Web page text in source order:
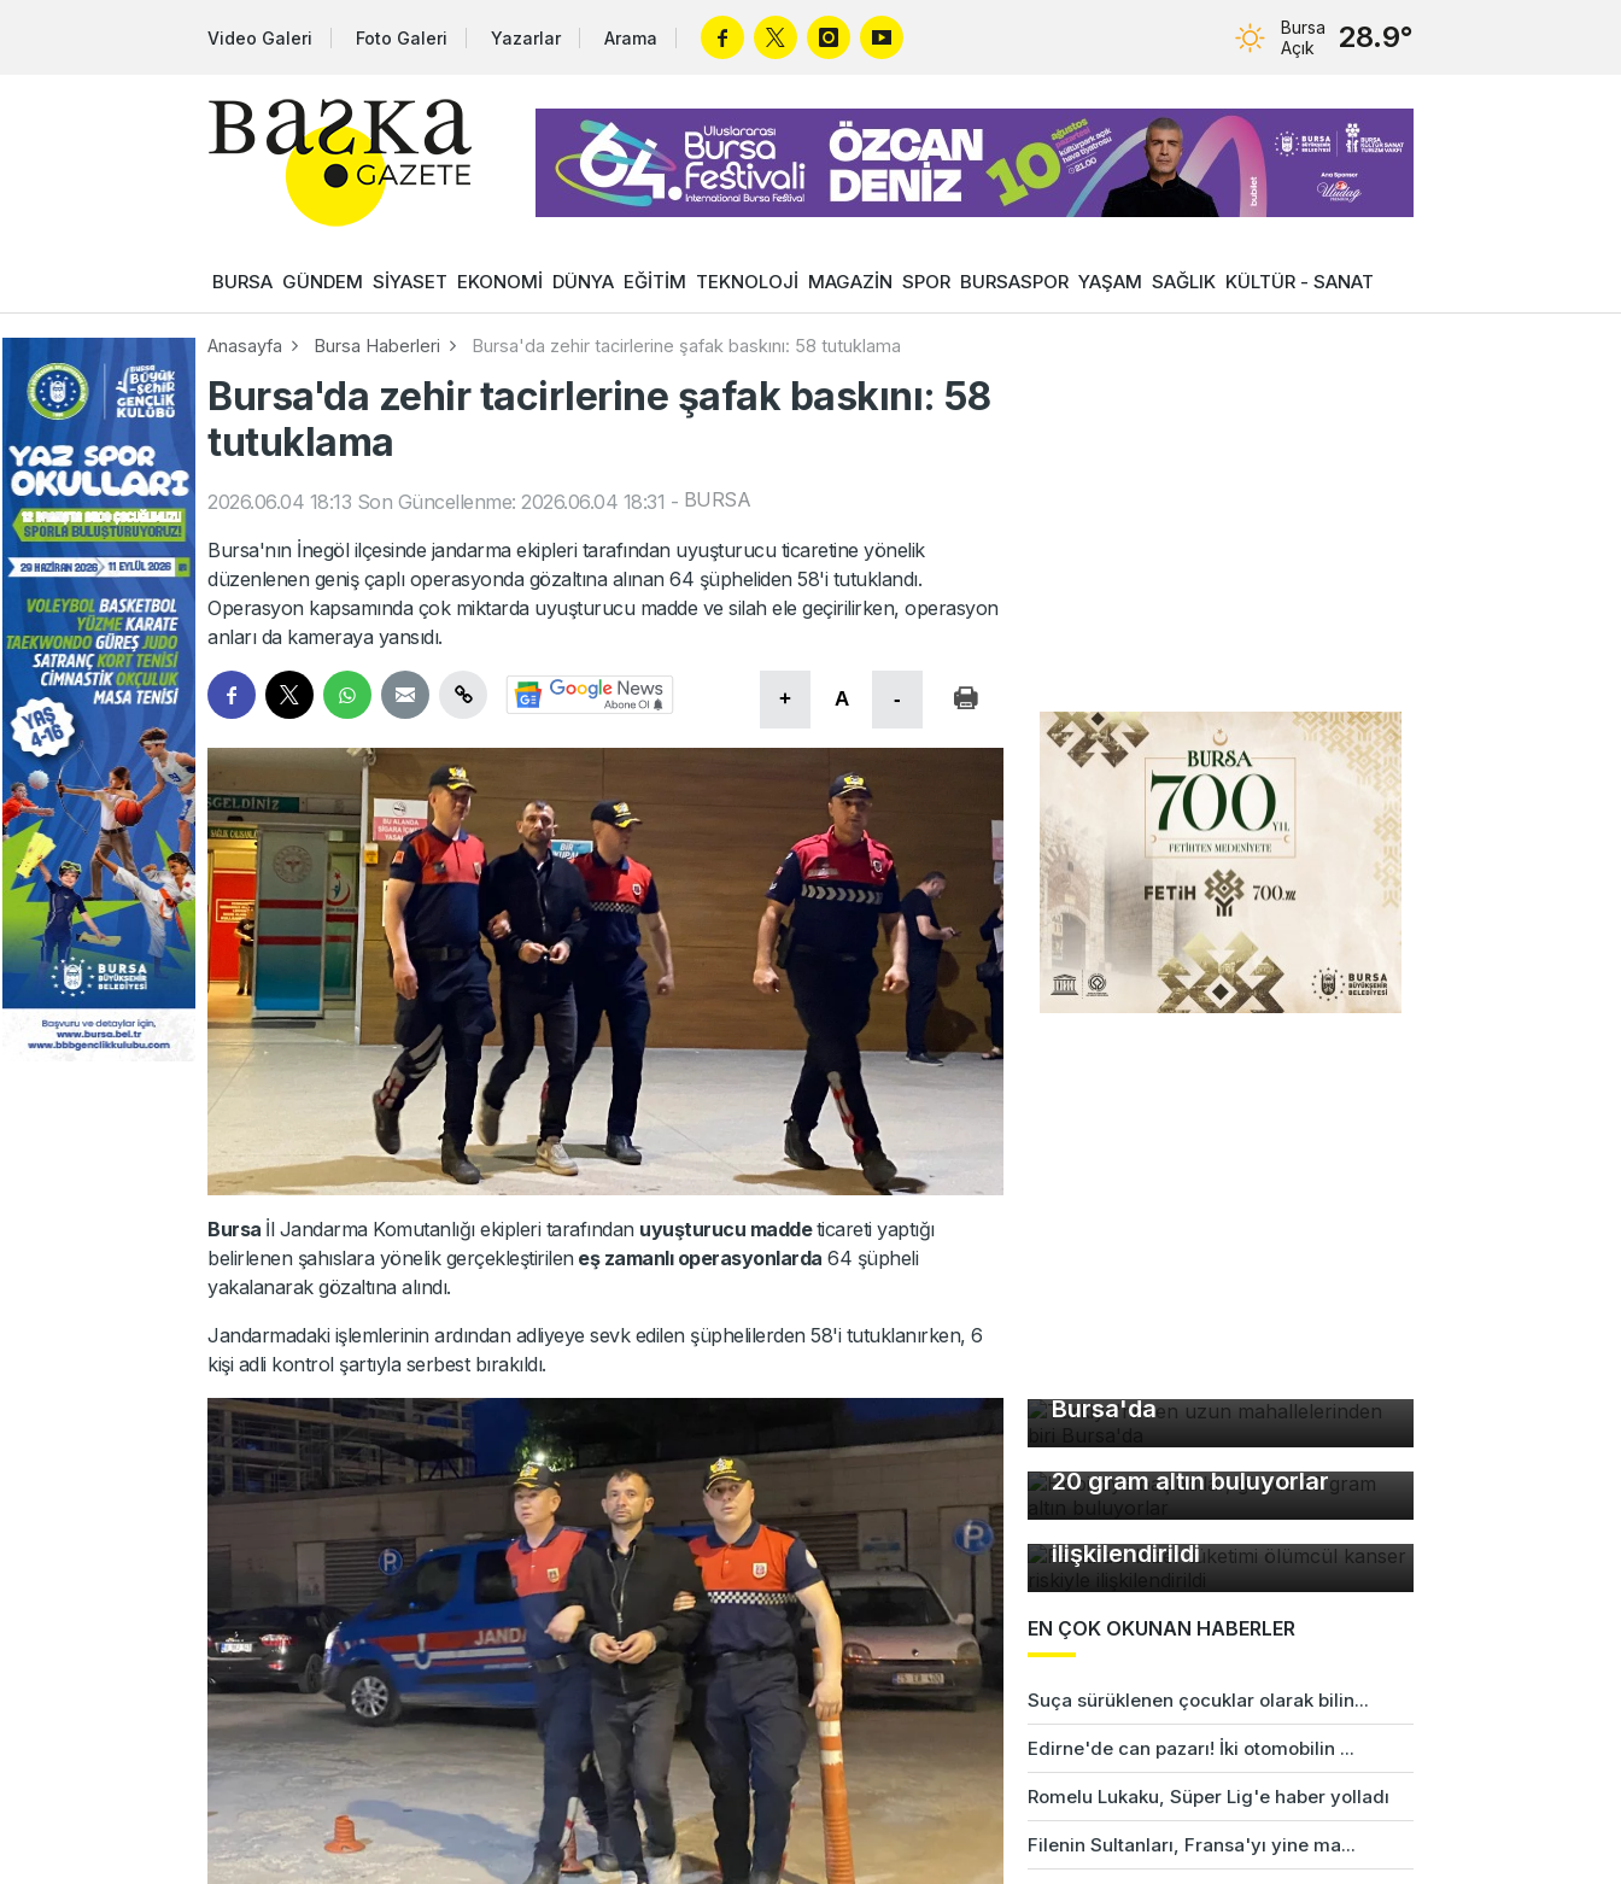
Video Galeri Foto Galeri Yazarlar Arama
Bursa
Açık
28.9°
BURSA GÜNDEM SİYASET EKONOMİ DÜNYA EĞİTİM TEKNOLOJİ MAGAZİN SPOR BURSASPOR YAŞAM SAĞLIK KÜLTÜR - SANAT
Anasayfa Bursa Haberleri Bursa'da zehir tacirlerine şafak baskını: 58 tutuklama
Bursa'da zehir tacirlerine şafak baskını: 58
tutuklama
2026.06.04 18:13 Son Güncellenme: 2026.06.04 18:31 - BURSA
Bursa'nın İnegöl ilçesinde jandarma ekipleri tarafından uyuşturucu ticaretine yönelik
düzenlenen geniş çaplı operasyonda gözaltına alınan 64 şüpheliden 58'i tutuklandı.
Operasyon kapsamında çok miktarda uyuşturucu madde ve silah ele geçirilirken, operasyon
anları da kameraya yansıdı.
+ A -
Bursa İl Jandarma Komutanlığı ekipleri tarafından uyuşturucu maddeticareti yaptığı
belirlenen şahıslara yönelik gerçekleştirilen eş zamanlı operasyonlarda 64 şüpheli
yakalanarak gözaltına alındı.
Jandarmadaki işlemlerinin ardından adliyeye sevk edilen şüphelilerden 58'i tutuklanırken, 6
kişi adli kontrol şartıyla serbest bırakıldı.
Bursa'da
Hobi diye başladılar, günde
20 gram altın buluyorlar
Fazla acı biber tüketimi
ölümcül kanser riskiyle
ilişkilendirildi
EN ÇOK OKUNAN HABERLER
Suça sürüklenen çocuklar olarak bilin...
Edirne'de can pazarı! İki otomobilin ...
Romelu Lukaku, Süper Lig'e haber yolladı
Filenin Sultanları, Fransa'yı yine ma...